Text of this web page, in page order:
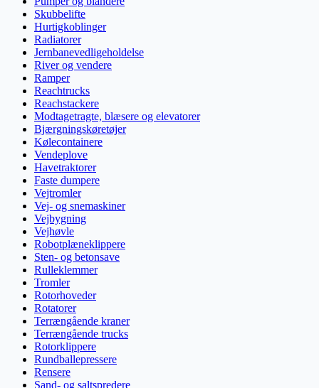
Skubbelifte
Hurtigkoblinger
Radiatorer
Jernbanevedligeholdelse
River og vendere
Ramper
Reachtrucks
Reachstackere
Modtagetragte, blæsere og elevatorer
Bjærgningskøretøjer
Kølecontainere
Vendeplove
Havetraktorer
Faste dumpere
Vejtromler
Vej- og snemaskiner
Vejbygning
Vejhøvle
Robotplæneklippere
Sten- og betonsave
Rulleklemmer
Tromler
Rotorhoveder
Rotatorer
Terrængående kraner
Terrængående trucks
Rotorklippere
Rundballepressere
Rensere
Sand- og saltspredere